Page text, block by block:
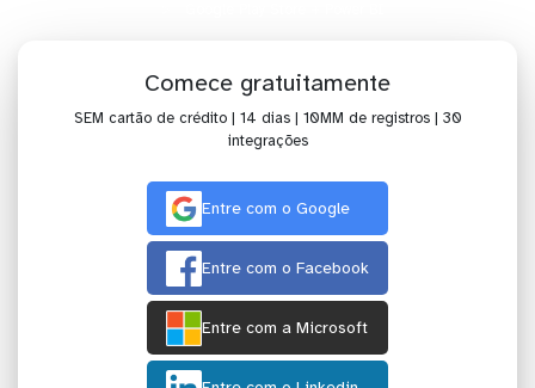
Comece gratuitamente
SEM cartão de crédito | 14 dias | 10MM de registros | 30
integrações
Entre com o Google
Entre com o Facebook
Entre com a Microsoft